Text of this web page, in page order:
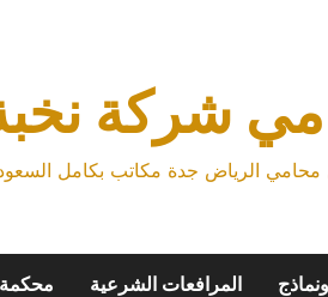
شركة
الرياض جدة مكاتب بكامل
محكمة المرافعات الشرعية